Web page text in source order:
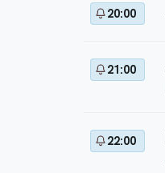
20:00
21:00
22:00